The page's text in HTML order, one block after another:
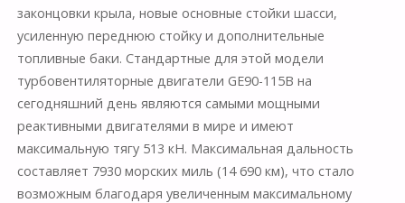
законцовки крыла, новые основные стойки шасси,
усиленную переднюю стойку и дополнительные
топливные баки. Стандартные для этой модели
турбовентиляторные двигатели GE90-115B на
сегодняшний день являются самыми мощными
реактивными двигателями в мире и имеют
максимальную тягу 513 кН. Максимальная дальность
составляет 7930 морских миль (14 690 км), что стало
возможным благодаря увеличенным максимальному